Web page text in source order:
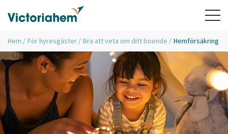
Hem / För hyresgäster / Bra att veta om ditt boende / Hemförsäkring